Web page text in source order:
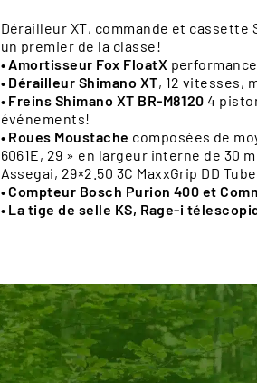
Dérailleur XT, commande et cassette
un premier de la classe!
• Amortisseur Fox FloatX
• Dérailleur Shimano XT, 12 vitesses,
• Freins Shimano XT BR-M8120 4
événements!
• Roues Moustache composées de
6061E, 29 » en largeur interne de 30
Assegai, 29×2.50 3C MaxxGrip DD
• Compteur Bosch Purion 400 et
• La tige de selle KS, Rage-i